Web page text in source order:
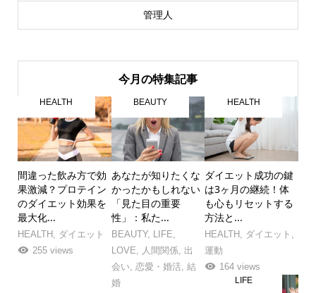
管理人
今月の特集記事
間違った飲み方で効
果激減？プロテイン
のダイエット効果を
最大化...
HEALTH , ダイエット
255 views
HEALTH
あなたが知りたくな
かったかもしれない
「見た目の重要
性」：私た...
BEAUTY, LIFE,
LOVE, 人間関係, 出
会い, 恋愛・婚活, 結
婚
BEAUTY
ダイエット成功の鍵
は3ヶ月の継続！体
も心もリセットする
方法と...
HEALTH , ダイエット ,
運動
164 views
HEALTH
LIFE